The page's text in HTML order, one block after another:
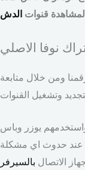
قنوات الدش
ومن خلال متابعة
يوزر وباس
عند حدوث اي مشكلة
الاتصال بالسيرفر